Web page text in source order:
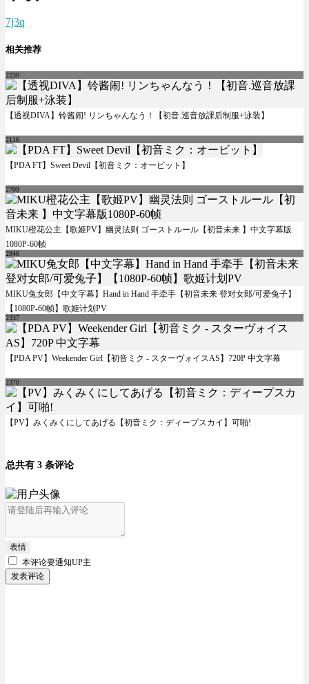
7j3q
相关推荐
2230
【透视DIVA】铃酱闹! リンちゃんなう！【初音.巡音放課后制服+泳装】
2116
【PDA FT】Sweet Devil【初音ミク：オービット】
2709
MIKU橙花公主【歌姬PV】幽灵法则 ゴーストルール【初音未来 】中文字幕版
1080P-60帧
2946
MIKU兔女郎【中文字幕】Hand in Hand 手牵手【初音未来 登对女郎/可爱兔子】
【1080P-60帧】歌姬计划PV
2337
【PDA PV】Weekender Girl【初音ミク - スターヴォイスAS】720P 中文字幕
2378
【PV】みくみくにしてあげる【初音ミク：ディープスカイ】可啪!
总共有 3 条评论
表情
本评论要通知UP主
发表评论